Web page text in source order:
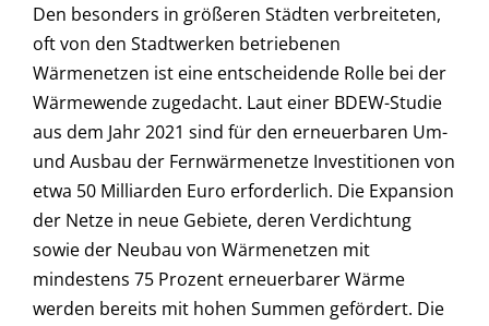
Den besonders in größeren Städten verbreiteten,
oft von den Stadtwerken betriebenen
Wärmenetzen ist eine entscheidende Rolle bei der
Wärmewende zugedacht. Laut einer BDEW-Studie
aus dem Jahr 2021 sind für den erneuerbaren Um-
und Ausbau der Fernwärmenetze Investitionen von
etwa 50 Milliarden Euro erforderlich. Die Expansion
der Netze in neue Gebiete, deren Verdichtung
sowie der Neubau von Wärmenetzen mit
mindestens 75 Prozent erneuerbarer Wärme
werden bereits mit hohen Summen gefördert. Die